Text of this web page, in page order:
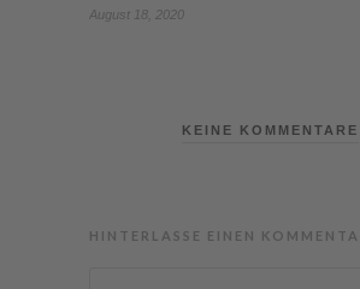
August 18, 2020
KEINE KOMMENTARE
HINTERLASSE EINEN